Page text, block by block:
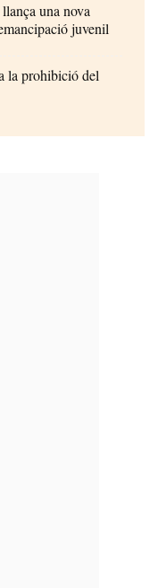
una nova
juvenil
la prohibició del